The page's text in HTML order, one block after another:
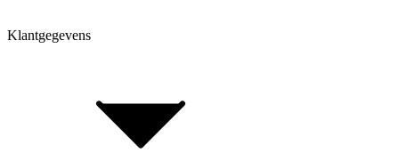
Bepaal framehoogte
Klant account
Klantgegevens